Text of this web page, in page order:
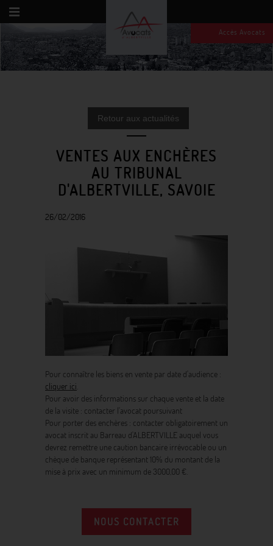
Accès Avocats
Retour aux actualités
VENTES AUX ENCHÈRES
AU TRIBUNAL
D'ALBERTVILLE, SAVOIE
26/02/2016
Pour connaître les biens en vente par date d'audience :
cliquer ici
Pour avoir des informations sur chaque vente et la date
de la visite : contacter l'avocat poursuivant
Pour porter des enchères : contacter obligatoirement un
avocat inscrit au Barreau d'ALBERTVILLE auquel vous
devrez remettre une caution bancaire irrévocable ou un
chèque de banque représentant 10% du montant de la
mise à prix avec un minimum de 3000,00 €.
NOUS CONTACTER